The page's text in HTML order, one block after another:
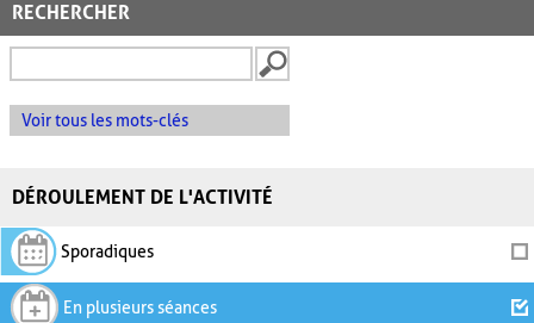
RECHERCHER
Voir tous les mots-clés
DÉROULEMENT DE L'ACTIVITÉ
Sporadiques
En plusieurs séances